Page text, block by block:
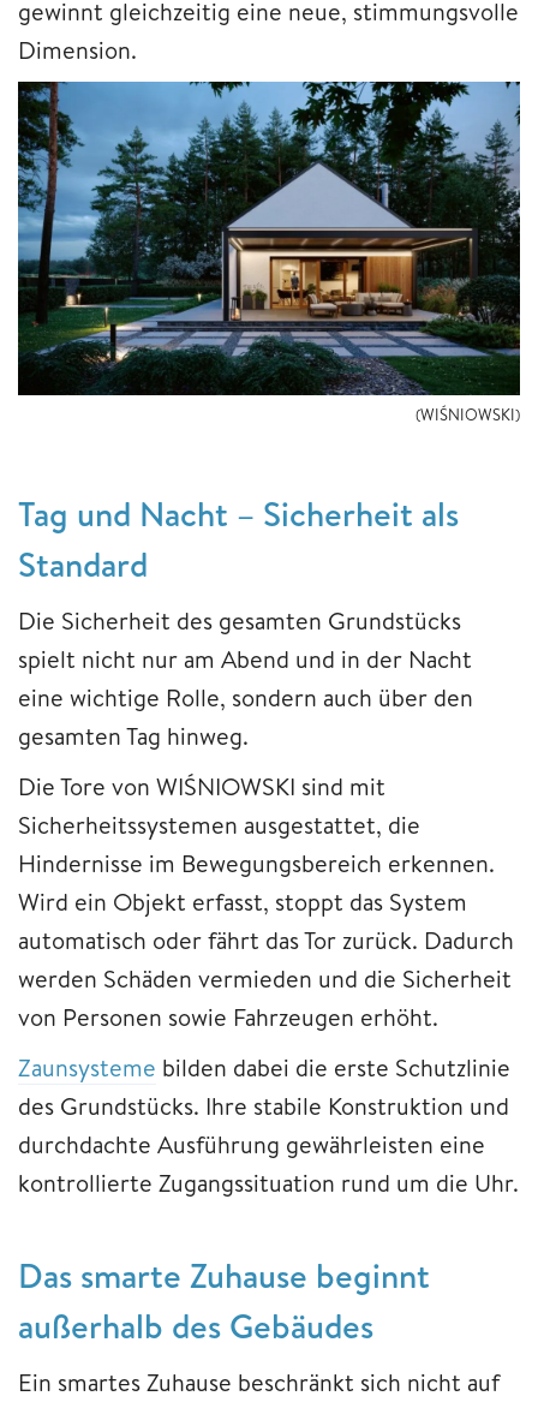
gewinnt gleichzeitig eine neue, stimmungsvolle
Dimension.
(WIŚNIOWSKI)
Tag und Nacht – Sicherheit als
Standard
Die Sicherheit des gesamten Grundstücks
spielt nicht nur am Abend und in der Nacht
eine wichtige Rolle, sondern auch über den
gesamten Tag hinweg.
Die Tore von WIŚNIOWSKI sind mit
Sicherheitssystemen ausgestattet, die
Hindernisse im Bewegungsbereich erkennen.
Wird ein Objekt erfasst, stoppt das System
automatisch oder fährt das Tor zurück. Dadurch
werden Schäden vermieden und die Sicherheit
von Personen sowie Fahrzeugen erhöht.
Zaunsysteme bilden dabei die erste Schutzlinie
des Grundstücks. Ihre stabile Konstruktion und
durchdachte Ausführung gewährleisten eine
kontrollierte Zugangssituation rund um die Uhr.
Das smarte Zuhause beginnt
außerhalb des Gebäudes
Ein smartes Zuhause beschränkt sich nicht auf